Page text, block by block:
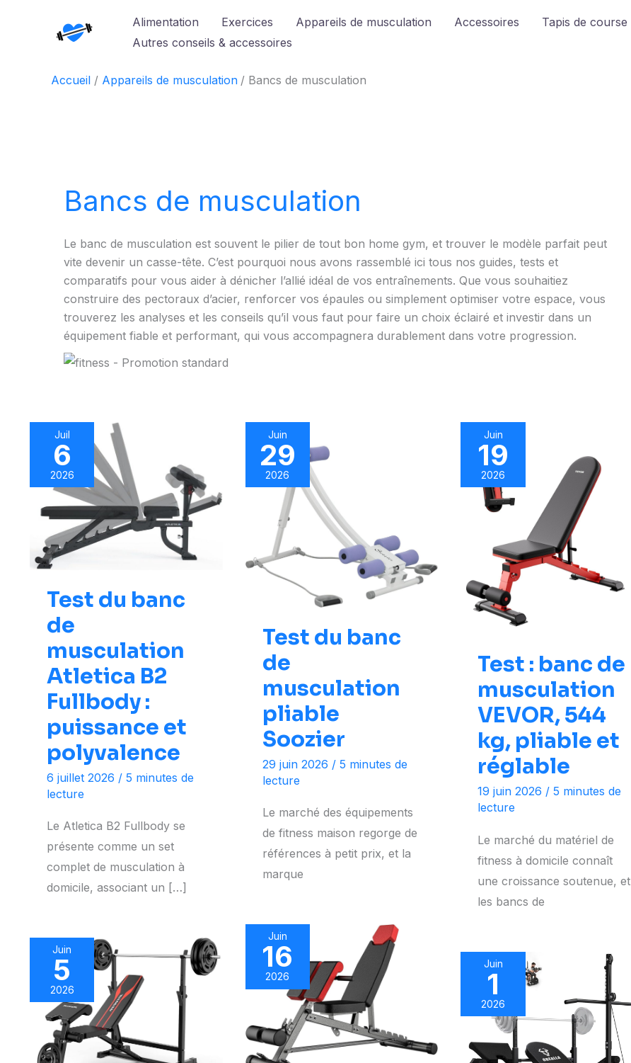
Alimentation Exercices Appareils de musculation Accessoires Tapis de course
Autres conseils & accessoires
Accueil Appareils de musculation Bancs de musculation
Bancs de musculation
Le banc de musculation est souvent le pilier de tout bon home gym, et trouver le modèle parfait peut
vite devenir un casse-tête. C’est pourquoi nous avons rassemblé ici tous nos guides, tests et
comparatifs pour vous aider à dénicher l’allié idéal de vos entraînements. Que vous souhaitiez
construire des pectoraux d’acier, renforcer vos épaules ou simplement optimiser votre espace, vous
trouverez les analyses et les conseils qu’il vous faut pour faire un choix éclairé et investir dans un
équipement fiable et performant, qui vous accompagnera durablement dans votre progression.
Juil
6
2026
Test du banc
de
musculation
Atletica B2
Fullbody :
puissance et
polyvalence
6 juillet 2026 / 5 minutes de
lecture
Le Atletica B2 Fullbody se
présente comme un set
complet de musculation à
domicile, associant un […]
Juin
29
2026
Test du banc
de
musculation
pliable
Soozier
29 juin 2026 / 5 minutes de
lecture
Le marché des équipements
de fitness maison regorge de
références à petit prix, et la
marque
Juin
19
2026
Test : banc de
musculation
VEVOR, 544
kg, pliable et
réglable
19 juin 2026 /5 minutes de
lecture
Le marché du matériel de
fitness à domicile connaît
une croissance soutenue, et
les bancs de
Juin
16
2026
Juin
5
2026
Juin
1
2026